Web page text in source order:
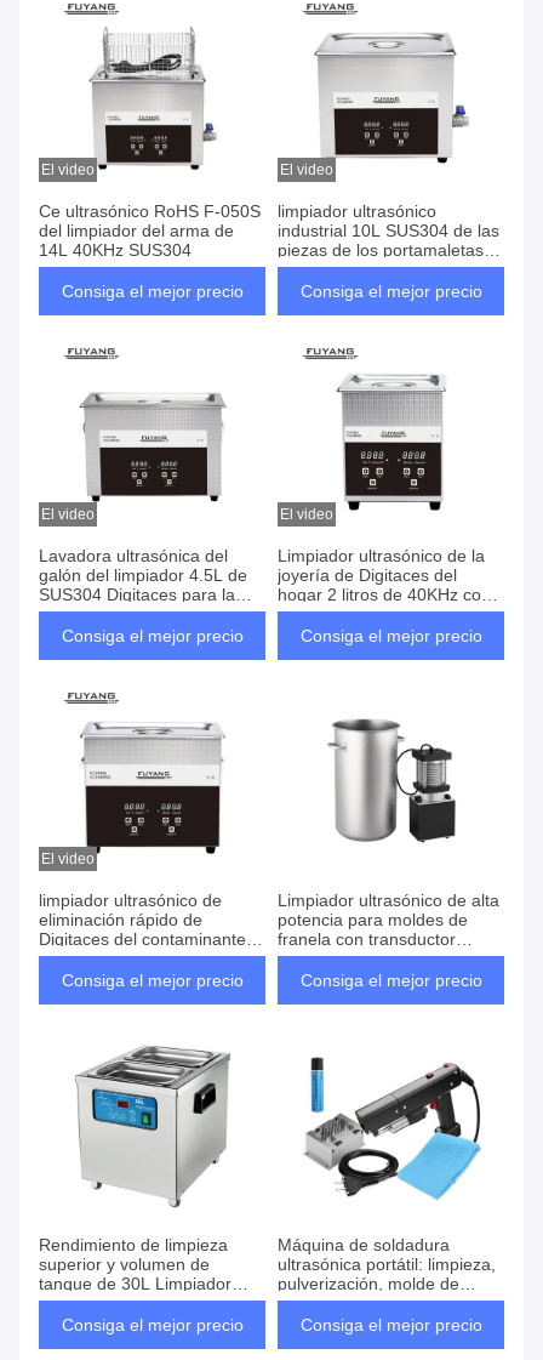
El video
Ce ultrasónico RoHS F-050S
del limpiador del arma de
14L 40KHz SUS304
Consiga el mejor precio
El video
limpiador ultrasónico
industrial 10L SUS304 de las
piezas de los portamaletas
40KHz para automotriz
Consiga el mejor precio
El video
Lavadora ultrasónica del
galón del limpiador 4.5L de
SUS304 Digitaces para la
bisagra
Consiga el mejor precio
El video
Limpiador ultrasónico de la
joyería de Digitaces del
hogar 2 litros de 40KHz con
los botones manuales
Consiga el mejor precio
El video
limpiador ultrasónico de
eliminación rápido de
Digitaces del contaminante
3.2L para el inyector diesel,
bocaConsiga el mejor precio
Limpiador ultrasónico de alta
potencia para moldes de
franela con transductor
ultrasónico de alta potencia y
tanque de 30L
Consiga el mejor precio
Rendimiento de limpieza
superior y volumen de
tanque de 30L Limpiador
ultrasónico digital para la
limpieza de moldes de
Consiga el mejor precio
Máquina de soldadura
ultrasónica portátil: limpieza,
pulverización, molde de
franela y tamaño de tanque
de 500*300*200mm para
Consiga el mejor precio